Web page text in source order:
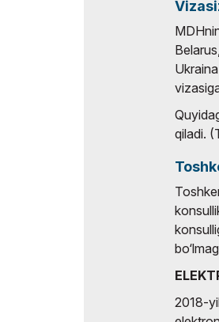
Doing Business in
Uzbekistan
Ko`rgazma natijalari
Rasmiy katalog
qiladi.
2018-